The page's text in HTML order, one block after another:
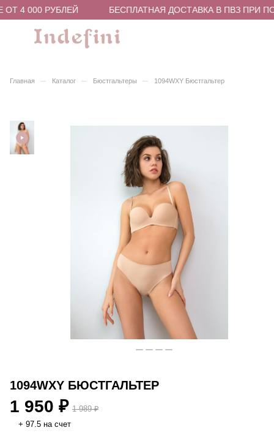
4 000 РУБЛЕЙ БЕСПЛАТНАЯ ДОСТАВКА В ПВЗ ПРИ
Главная – Каталог – Бюстгальтеры – 1094WXY Бюстгальтер
1094WXY БЮСТГАЛЬТЕР
1 950 ₽ 1 989 ₽
+ 97.5 на счет